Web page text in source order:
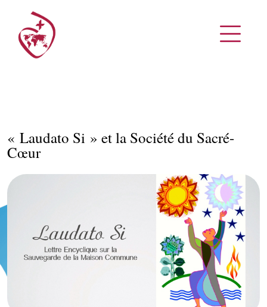
« Laudato Si » et la Société du Sacré-
Cœur